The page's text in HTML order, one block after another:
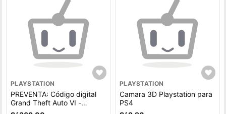
PLAYSTATION
PREVENTA: Código digital
Grand Theft Auto VI -
PlayStation 5 (PS5)
PLAYSTATION
Camara 3D Playstation para
PS4